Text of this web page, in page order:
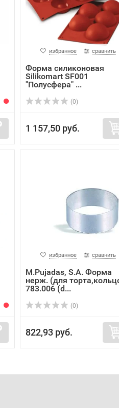
избранное сравнить
Форма силиконовая
Silikomart SF001
"Полусфера" ...
(0)
1 157,50 руб.
избранное сравнить
M.Pujadas, S.A. Форма
нерж. (для
783.006 (d...
(0)
822,93 руб.